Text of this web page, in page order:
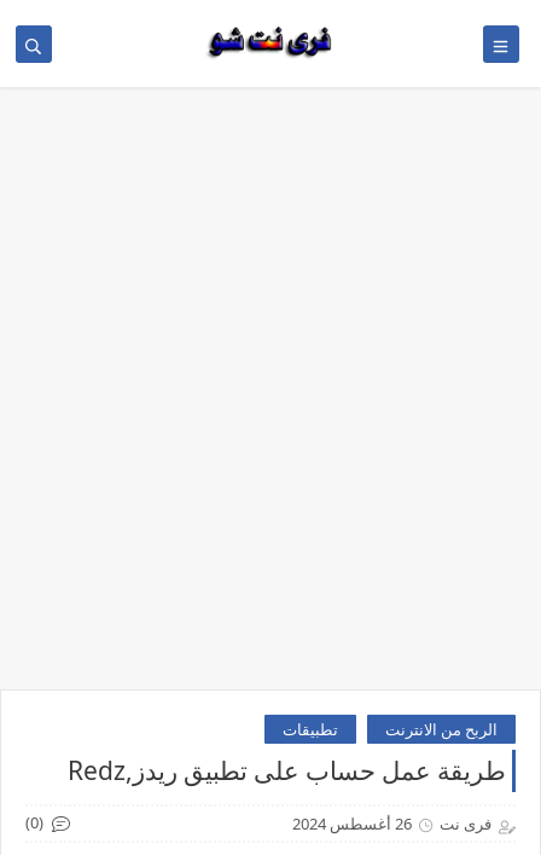
الربح من الانترنت تطبيقات
طريقة عمل حساب على تطبيق ريدز,Redz
فرى نت 26 أغسطس 2024 (0)